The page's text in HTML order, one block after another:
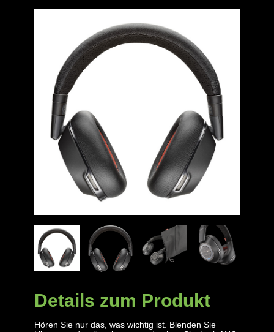
Details zum Produkt
Hören Sie nur das, was wichtig ist. Blenden Sie